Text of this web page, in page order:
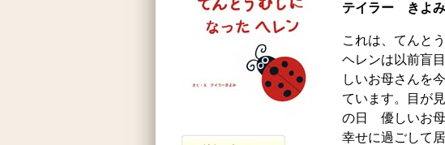
テイラー きよ
これは、てんと
ヘレンは以前盲
しいお母さんを
ています。目が
の日 優しいお母
幸せに過ごして